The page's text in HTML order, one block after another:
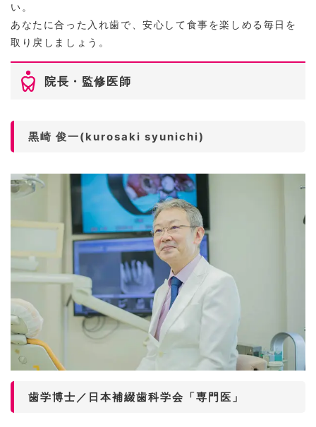
い。
あなたに合った入れ歯で、安心して食事を楽しめる毎日を
取り戻しましょう。
院長・監修医師
黒崎 俊一(kurosaki syunichi)
歯学博士／日本補綴歯科学会「専門医」